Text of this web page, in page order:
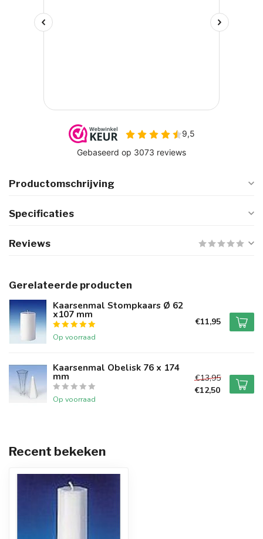
Productomschrijving
Specificaties
Reviews
Gerelateerde producten
Kaarsenmal Stompkaars Ø 62
x107 mm
Op voorraad
€11,95
Kaarsenmal Obelisk 76 x 174
mm
Op voorraad
€13,95
€12,50
Recent bekeken